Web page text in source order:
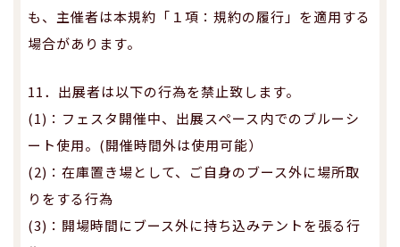
も、主催者は本規約「１項：規約の履行」を適用する
場合があります。
11．出展者は以下の行為を禁止致します。
(1)：フェスタ開催中、出展スペース内でのブルーシ
ート使用。(開催時間外は使用可能）
(2)：在庫置き場として、ご自身のブース外に場所取
りをする行為
(3)：開場時間にブース外に持ち込みテントを張る行